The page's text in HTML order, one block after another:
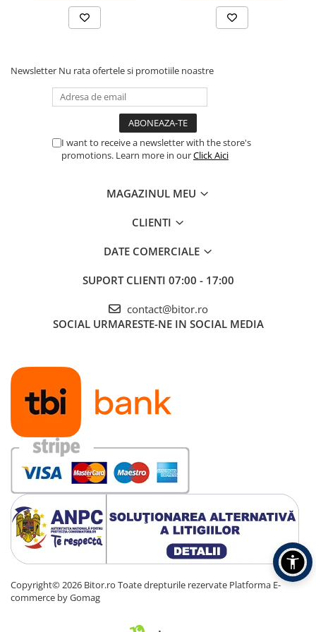
Procesoare Desktop
SSD Externe
Memorii RAM
Surse de Alimentare PC
Ventilatoare & Sisteme de Răcire
Accesorii componente - altele
Accesorii Stocare
Unități optice
Blu-Ray, CD/DVD & Floppy Drives
Periferice & Accesorii
Tastaturi
Tastaturi cu Fir
Tastaturi wireless
Mouse, Trackballs & Presenters
Mouse cu Fir
Mouse Ergonimice
Mouse wireless
Mousepad
Newsletter Nu rata ofertele si promotiile noastre
I want to receive a newsletter with the store's
promotions. Learn more in ourClick Aici
MAGAZINUL MEU
CLIENTI
DATE COMERCIALE
SUPORT CLIENTI 07:00 - 17:00
contact@bitor.ro
SOCIAL URMARESTE-NE IN SOCIAL MEDIA
Copyright© 2026 Bitor.ro Toate drepturile rezervate Platforma E-
commerce by Gomag